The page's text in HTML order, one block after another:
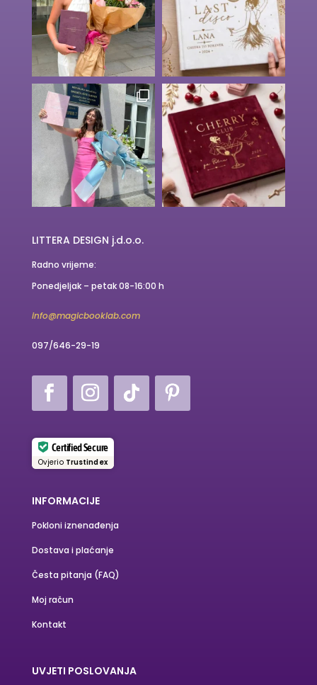
LITTERA DESIGN j.d.o.o.
Radno vrijeme:
Ponedjeljak – petak 08-16:00 h
info@magicbooklab.com
097/646-29-19
Certified Secure
Ovjerio Trustindex
INFORMACIJE
Pokloni iznenađenja
Dostava i plaćanje
Česta pitanja (FAQ)
Moj račun
Kontakt
UVJETI POSLOVANJA